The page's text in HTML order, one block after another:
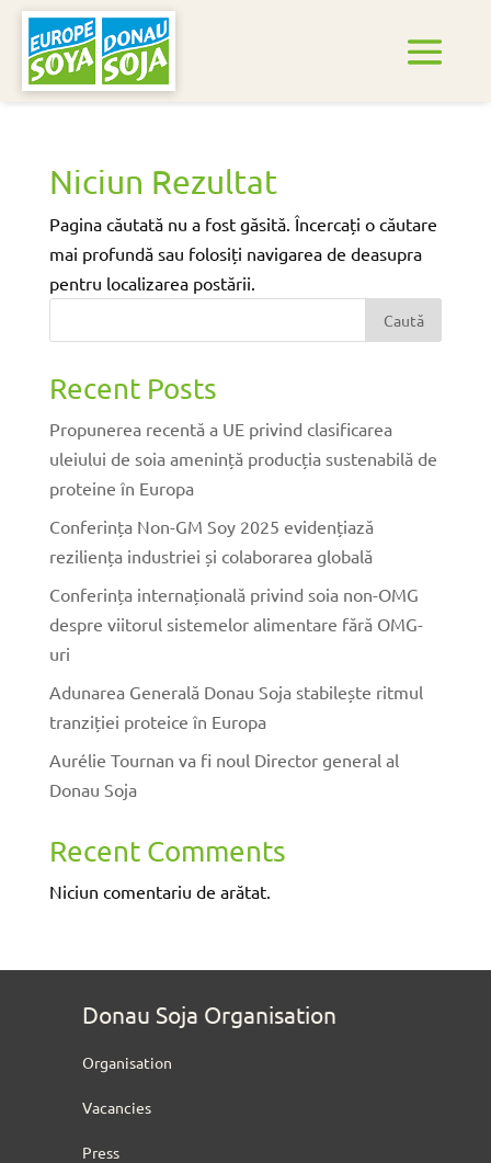
Niciun Rezultat
Pagina căutată nu a fost găsită. Încercați o căutare
mai profundă sau folosiți navigarea de deasupra
pentru localizarea postării.
Caută
Recent Posts
Propunerea recentă a UE privind clasificarea
uleiului de soia amenință producția sustenabilă de
proteine în Europa
Conferința Non-GM Soy 2025 evidențiază
reziliența industriei și colaborarea globală
Conferința internațională privind soia non-OMG
despre viitorul sistemelor alimentare fără OMG-
uri
Adunarea Generală Donau Soja stabilește ritmul
tranziției proteice în Europa
Aurélie Tournan va fi noul Director general al
Donau Soja
Recent Comments
Niciun comentariu de arătat.
Donau Soja Organisation
Organisation
Vacancies
Press